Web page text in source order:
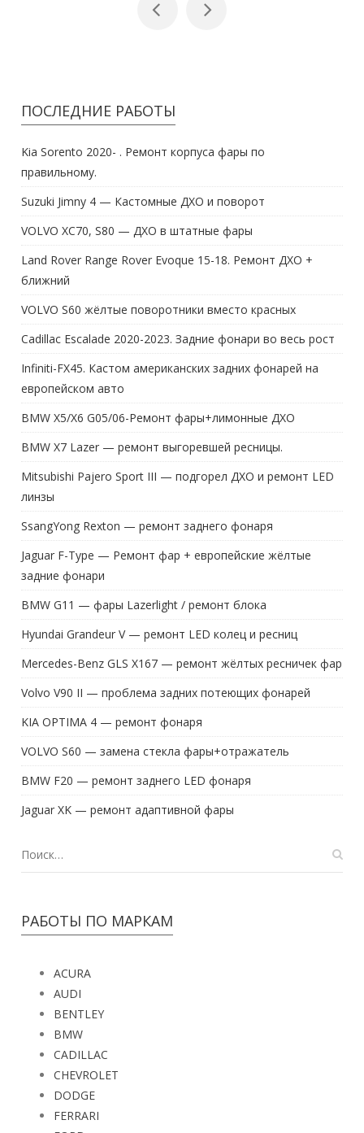
правильному.
Suzuki Jimny 4 — Кастомные ДХО и поворот
VOLVO XC70, S80 — ДХО в штатные фары
Land Rover Range Rover Evoque 15-18. Ремонт ДХО +
ближний
VOLVO S60 жёлтые поворотники вместо красных
Cadillac Escalade 2020-2023. Задние фонари во весь рост
Infiniti-FX45. Кастом американских задних фонарей на
европейском авто
BMW X5/X6 G05/06-Ремонт фары+лимонные ДХО
BMW X7 Lazer — ремонт выгоревшей ресницы.
Mitsubishi Pajero Sport III — подгорел ДХО и ремонт LED
линзы
SsangYong Rexton — ремонт заднего фонаря
Jaguar F-Type — Ремонт фар + европейские жёлтые
задние фонари
BMW G11 — фары Lazerlight / ремонт блока
Hyundai Grandeur V — ремонт LED колец и ресниц
Mercedes-Benz GLS X167 — ремонт жёлтых ресничек фар
Volvo V90 II — проблема задних потеющих фонарей
KIA OPTIMA 4 — ремонт фонаря
VOLVO S60 — замена стекла фары+отражатель
BMW F20 — ремонт заднего LED фонаря
Jaguar XK — ремонт адаптивной фары
AUDI
BENTLEY
BMW
CADILLAC
CHEVROLET
DODGE
FERRARI
FORD